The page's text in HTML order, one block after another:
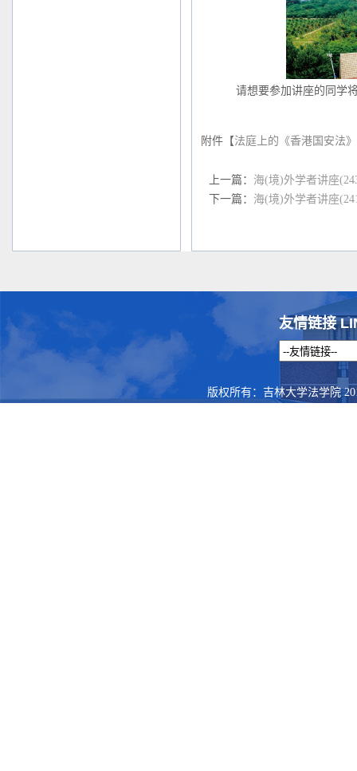
请想要参加讲座的同学将
附件【法庭上的《香港国安法
上一篇： 海(境)外学者讲座
下一篇： 海(境)外学者讲座
友情链接
版权所有：吉林大学法学院